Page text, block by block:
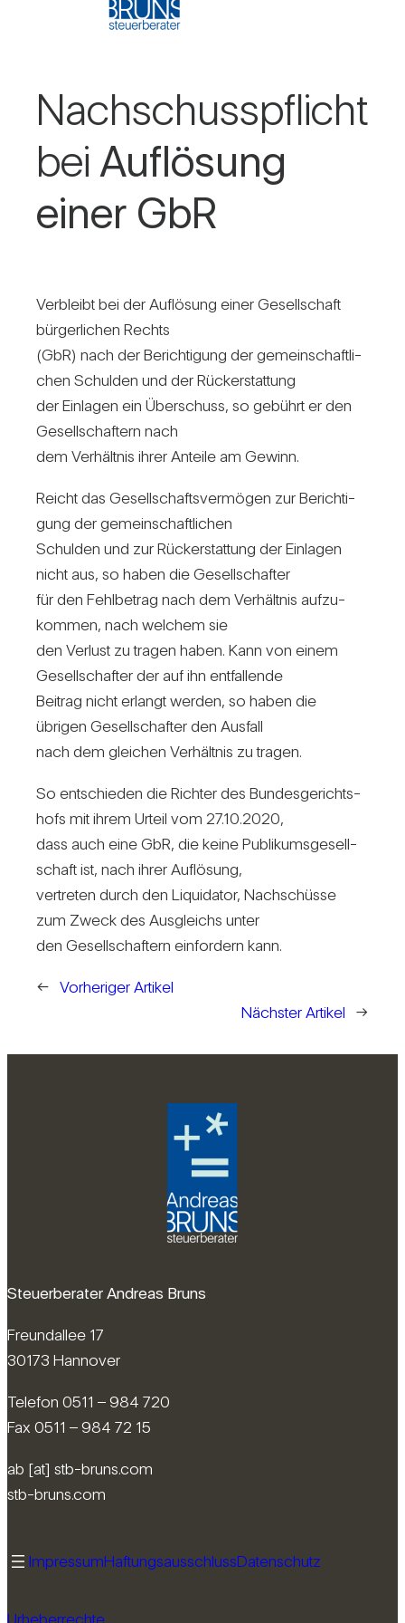
Nach­schuss­pflicht
bei Auf­lö­sung
einer GbR
Ver­bleibt bei der Auf­lö­sung einer Gesell­schaft
bür­ger­li­chen Rechts
(GbR) nach der Berich­ti­gung der gemein­schaft­li­
chen Schulden und der Rück­erstat­tung
der Ein­lagen ein Über­schuss, so gebührt er den
Gesell­schaf­tern nach
dem Ver­hältnis ihrer Anteile am Gewinn.
Reicht das Gesell­schafts­ver­mögen zur Berich­ti­
gung der gemein­schaft­li­chen
Schulden und zur Rück­erstat­tung der Ein­lagen
nicht aus, so haben die Gesell­schafter
für den Fehl­be­trag nach dem Ver­hältnis auf­zu­
kommen, nach wel­chem sie
den Ver­lust zu tragen haben. Kann von einem
Gesell­schafter der auf ihn ent­fal­lende
Bei­trag nicht erlangt werden, so haben die
übrigen Gesell­schafter den Aus­fall
nach dem glei­chen Ver­hältnis zu tragen.
So ent­schieden die Richter des Bun­des­ge­richts­
hofs mit ihrem Urteil vom 27.10.2020,
dass auch eine GbR, die keine Publi­kums­ge­sell­
schaft ist, nach ihrer Auf­lö­sung,
ver­treten durch den Liqui­dator, Nach­schüsse
zum Zweck des Aus­gleichs unter
den Gesell­schaf­tern ein­for­dern kann.
← Vorheriger Artikel
Nächster Artikel
→
Steuerberater Andreas Bruns
Freundallee 17
30173 Hannover
Telefon 0511 – 984 720
Fax 0511 – 984 72 15
ab [at] stb-bruns.com
stb-bruns.com
ImpressumHaftungsausschlussDatenschutz